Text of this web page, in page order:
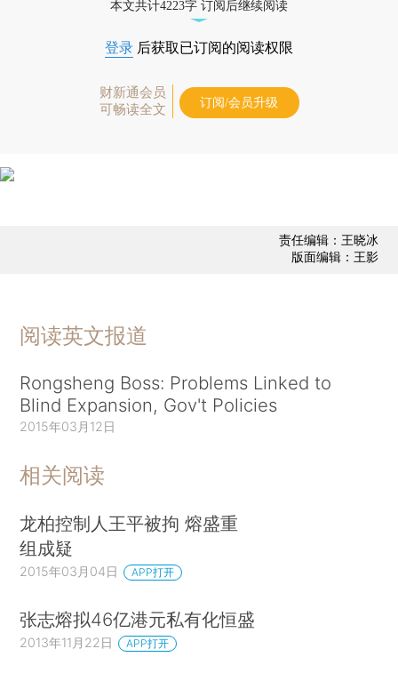
本文共计4223字 订阅后继续阅读
登录 后获取已订阅的阅读权限
财新通会员
可畅读全文
订阅/会员升级
责任编辑：王晓冰
版面编辑：王影
阅读英文报道
Rongsheng Boss: Problems Linked to
Blind Expansion, Gov't Policies
2015年03月12日
相关阅读
龙柏控制人王平被拘 熔盛重
组成疑
2015年03月04日 APP打开
张志熔拟46亿港元私有化恒盛
2013年11月22日 APP打开